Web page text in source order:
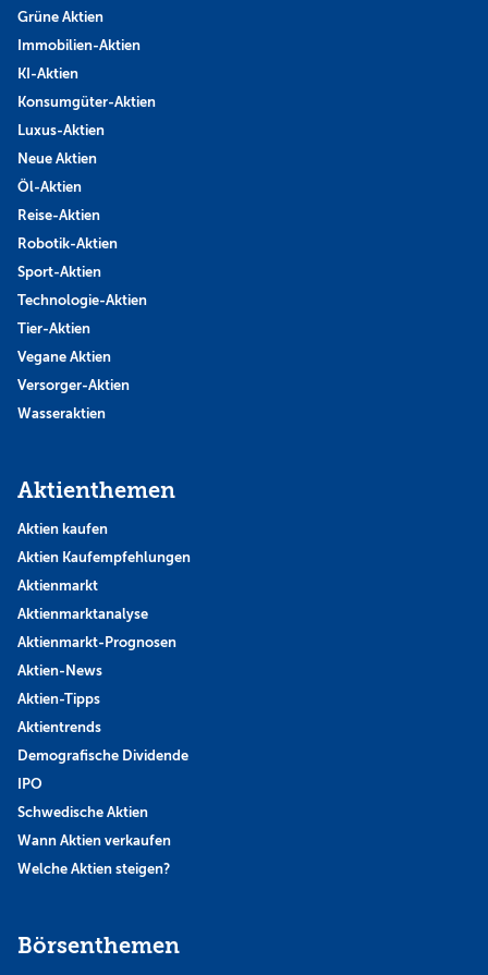
Grüne Aktien
Immobilien-Aktien
KI-Aktien
Konsumgüter-Aktien
Luxus-Aktien
Neue Aktien
Öl-Aktien
Reise-Aktien
Robotik-Aktien
Sport-Aktien
Technologie-Aktien
Tier-Aktien
Vegane Aktien
Versorger-Aktien
Wasseraktien
Aktienthemen
Aktien kaufen
Aktien Kaufempfehlungen
Aktienmarkt
Aktienmarktanalyse
Aktienmarkt-Prognosen
Aktien-News
Aktien-Tipps
Aktientrends
Demografische Dividende
IPO
Schwedische Aktien
Wann Aktien verkaufen
Welche Aktien steigen?
Börsenthemen